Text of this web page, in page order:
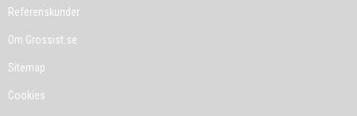
Referenskunder
Om Grossist.se
Sitemap
Cookies